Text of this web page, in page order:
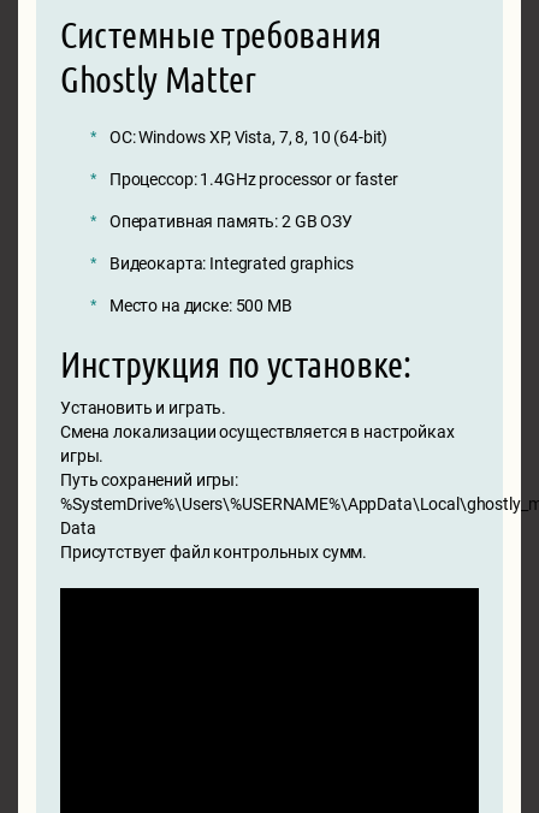
Системные требования
Ghostly Matter
ОС: Windows XP, Vista, 7, 8, 10 (64-bit)
Процессор: 1.4GHz processor or faster
Оперативная память: 2 GB ОЗУ
Видеокарта: Integrated graphics
Место на диске: 500 MB
Инструкция по установке:
Установить и играть.
Смена локализации осуществляется в настройках
игры.
Путь сохранений игры:
Data
Присутствует файл контрольных сумм.